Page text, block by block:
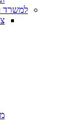
למשרד